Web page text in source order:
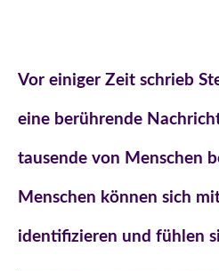
Vor einiger Zeit schrieb
eine berührende
tausende von Menschen
Menschen können sich
identifizieren und fühlen